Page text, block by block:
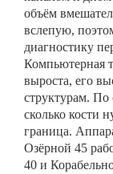
объём
вслепую,
диагностику
Компьютерная
выроста, его
структурам. По
сколько кости
граница.
Озёрной 45
40 и